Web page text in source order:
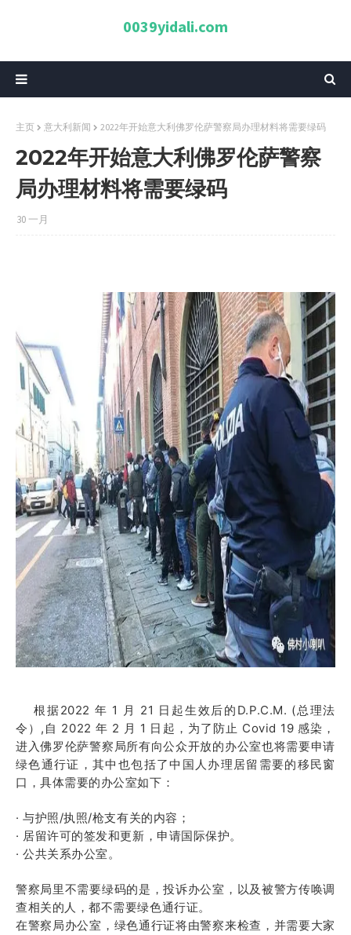
0039yidali.com
主页 意大利新闻 2022年开始意大利佛罗伦萨警察局办理材料将需要绿码
2022年开始意大利佛罗伦萨警察
局办理材料将需要绿码
30 一月
根据2022 年 1 月 21 日起生效后的D.P.C.M. (总理法
令）,自 2022 年 2 月 1 日起，为了防止 Covid 19 感染，
进入佛罗伦萨警察局所有向公众开放的办公室也将需要申请
绿色通行证，其中也包括了中国人办理居留需要的移民窗
口，具体需要的办公室如下：
· 与护照/执照/枪支有关的内容；
· 居留许可的签发和更新，申请国际保护。
· 公共关系办公室。
警察局里不需要绿码的是，投诉办公室，以及被警方传唤调
查相关的人，都不需要绿色通行证。
在警察局办公室，绿色通行证将由警察来检查，并需要大家